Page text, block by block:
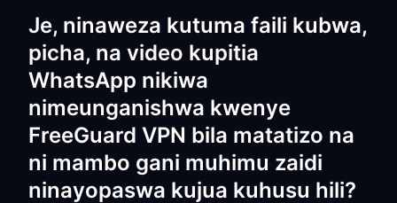
Je, ninaweza kutuma faili kubwa,
picha, na video kupitia
WhatsApp nikiwa
nimeunganishwa kwenye
FreeGuard VPN bila matatizo na
ni mambo gani muhimu zaidi
ninayopaswa kujua kuhusu hili?